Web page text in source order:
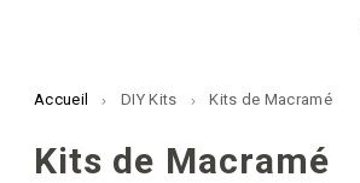
Accueil DIY Kits Kits de Macramé
Kits de Macramé